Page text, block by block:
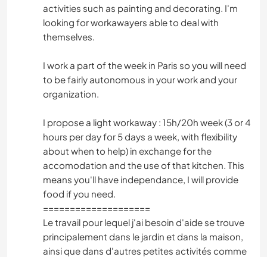
activities such as painting and decorating. I'm
looking for workawayers able to deal with
themselves.
I work a part of the week in Paris so you will need
to be fairly autonomous in your work and your
organization.
I propose a light workaway : 15h/20h week (3 or 4
hours per day for 5 days a week, with flexibility
about when to help) in exchange for the
accomodation and the use of that kitchen. This
means you'll have independance, I will provide
food if you need.
====================
Le travail pour lequel j'ai besoin d'aide se trouve
principalement dans le jardin et dans la maison,
ainsi que dans d'autres petites activités comme